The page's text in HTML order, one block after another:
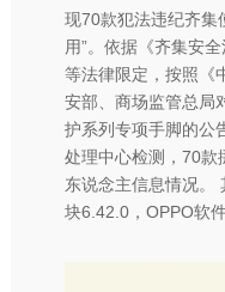
现70款犯法违纪齐集
用”。依据《齐集安
等法律限定，按照《
安部、商场监管总局
护系列专项手脚的公
处理中心检测，70款
东说念主信息情况。
块6.42.0，OPPO软